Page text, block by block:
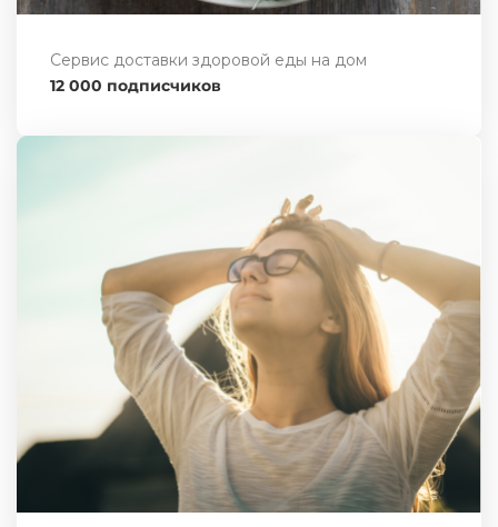
Сервис доставки здоровой еды на дом
12 000 подписчиков